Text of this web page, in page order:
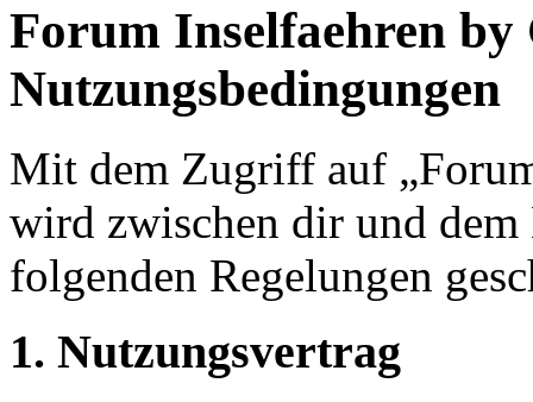
Forum Inselfaehren by
Nutzungsbedingungen
Mit dem Zugriff auf
wird zwischen dir und
folgenden Regelungen
1. Nutzungsvertrag